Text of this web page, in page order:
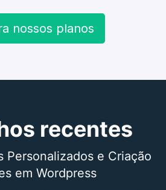
nossos planos
recentes
Personalizados e Criação
em Wordpress